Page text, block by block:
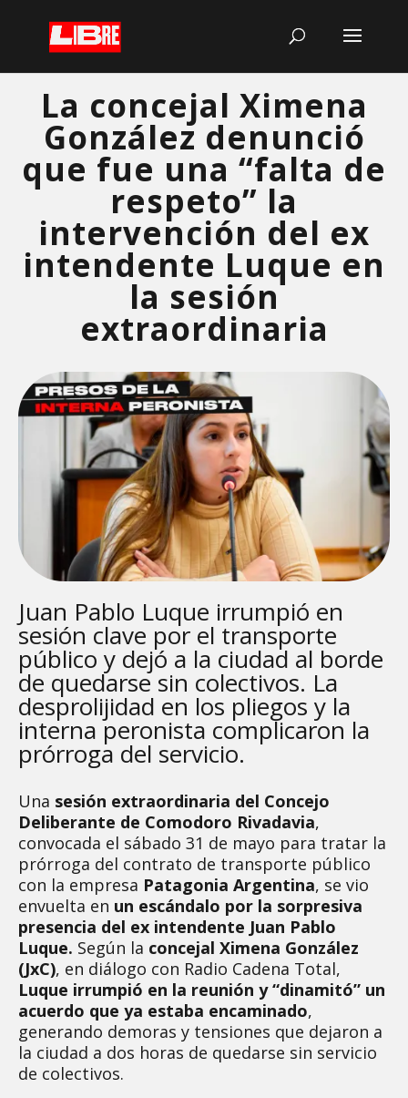
La concejal Ximena
González denunció
que fue una “falta de
respeto” la
intervención del ex
intendente Luque en
la sesión
extraordinaria
Juan Pablo Luque irrumpió en
sesión clave por el transporte
público y dejó a la ciudad al borde
de quedarse sin colectivos. La
desprolijidad en los pliegos y la
interna peronista complicaron la
prórroga del servicio.
Una sesión extraordinaria del Concejo
Deliberante de Comodoro Rivadavia,
convocada el sábado 31 de mayo para tratar la
prórroga del contrato de transporte público
con la empresa Patagonia Argentina, se vio
envuelta en un escándalo por la sorpresiva
presencia del ex intendente Juan Pablo
Luque. Según la concejal Ximena González
(JxC), en diálogo con Radio Cadena Total,
Luque irrumpió en la reunión y “dinamitó” un
acuerdo que ya estaba encaminado,
generando demoras y tensiones que dejaron a
la ciudad a dos horas de quedarse sin servicio
de colectivos.